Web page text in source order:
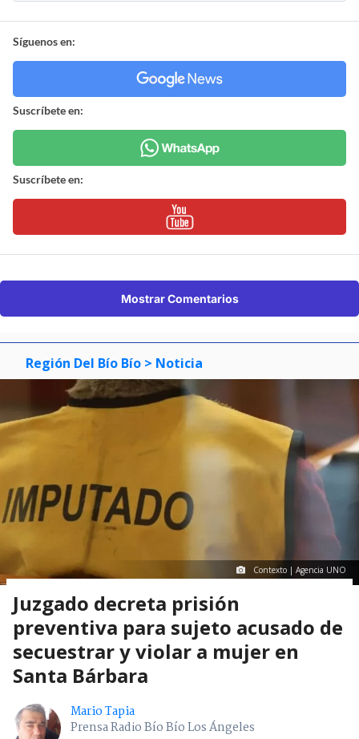
Síguenos en:
Suscríbete en:
Suscríbete en:
Mostrar Comentarios
Región Del Bío Bío > Noticia
Contexto | Agencia UNO
Juzgado decreta prisión
preventiva para sujeto acusado de
secuestrar y violar a mujer en
Santa Bárbara
Mario Tapia
Prensa Radio Bío Bío Los Ángeles